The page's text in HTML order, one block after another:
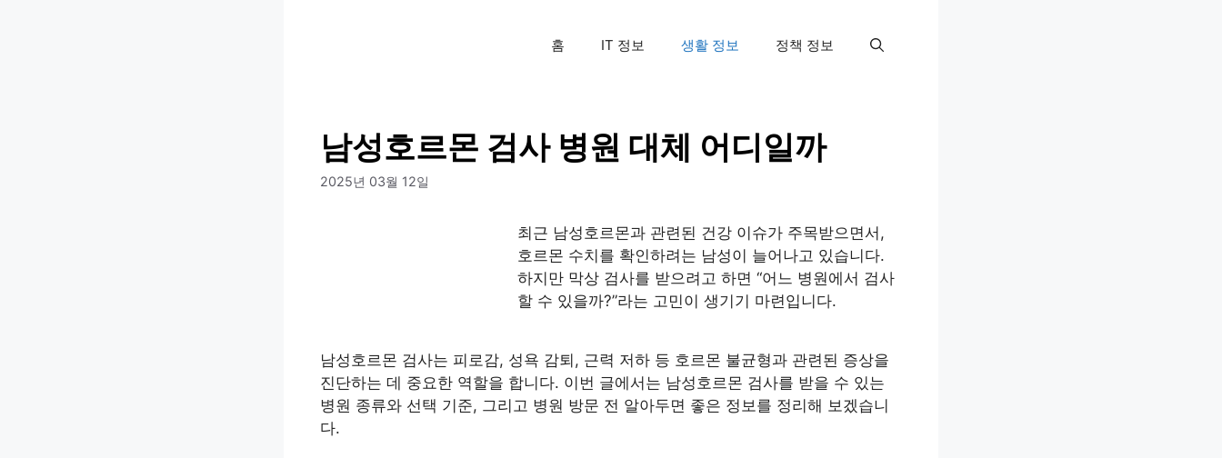
홈 IT 정보 생활 정보 정책 정보
남성호르몬 검사 병원 대체 어디일까
2025년 03월 12일
최근 남성호르몬과 관련된 건강 이슈가 주목받으면서,
호르몬 수치를 확인하려는 남성이 늘어나고 있습니다.
하지만 막상 검사를 받으려고 하면 “어느 병원에서 검사
할 수 있을까?”라는 고민이 생기기 마련입니다.
남성호르몬 검사는 피로감, 성욕 감퇴, 근력 저하 등 호르몬 불균형과 관련된 증상을
진단하는 데 중요한 역할을 합니다. 이번 글에서는 남성호르몬 검사를 받을 수 있는
병원 종류와 선택 기준, 그리고 병원 방문 전 알아두면 좋은 정보를 정리해 보겠습니
다.